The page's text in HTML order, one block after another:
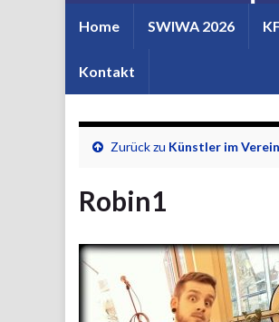
Home SWIWA 2026
Kontakt
Zurück zu Künstler im Verein
Robin1